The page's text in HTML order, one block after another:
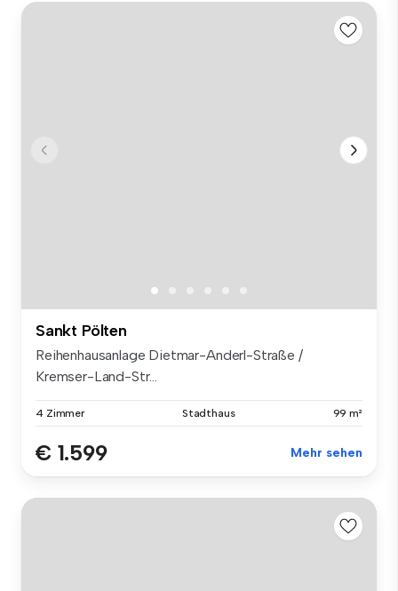
Sankt Pölten
Reihenhausanlage Dietmar-Anderl-Straße /
Kremser-Land-Str...
4 Zimmer Stadthaus 99 m²
€ 1.599 Mehr sehen